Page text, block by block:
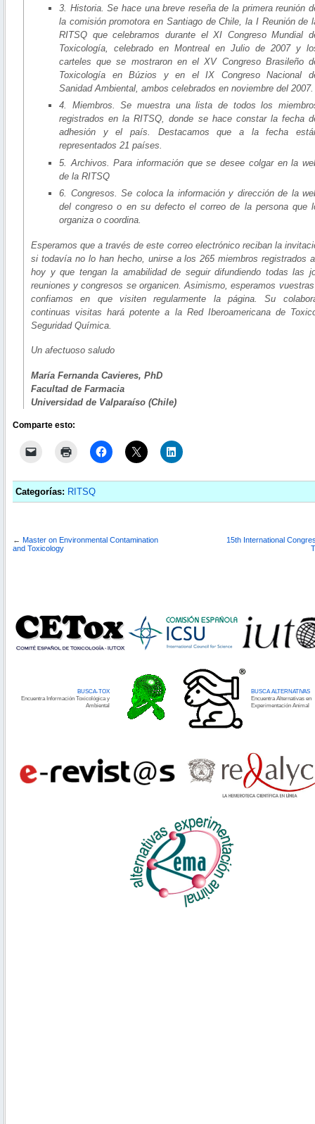
3. Historia. Se hace una breve reseña de la primera reunión
la comisión promotora en Santiago de Chile, la I Reunión de
RITSQ que celebramos durante el XI Congreso Mundial
Toxicología, celebrado en Montreal en Julio de 2007 y
carteles que se mostraron en el XV Congreso Brasileño
Toxicología en Búzios y en el IX Congreso Nacional
Sanidad Ambiental, ambos celebrados en noviembre del 2007.
4. Miembros. Se muestra una lista de todos los
registrados en la RITSQ, donde se hace constar la fecha
adhesión y el país. Destacamos que a la fecha
representados 21 países.
5. Archivos. Para información que se desee colgar en la
de la RITSQ
6. Congresos. Se coloca la información y dirección de la
del congreso o en su defecto el correo de la persona que
organiza o coordina.
Esperamos que a través de este correo electrónico reciban la
si todavía no lo han hecho, unirse a los 265 miembros registrados
hoy y que tengan la amabilidad de seguir difundiendo todas las
reuniones y congresos se organicen. Asimismo, esperamos
confiamos en que visiten regularmente la página. Su
continuas visitas hará potente a la Red Iberoamericana de
Seguridad Química.
Un afectuoso saludo
María Fernanda Cavieres, PhD
Facultad de Farmacia
Universidad de Valparaíso (Chile)
Comparte esto:
Categorías: RITSQ
← Master on Environmental Contamination
and Toxicology
15th International
BUSCA-TOX
Encuentra Información Toxicológica y
Ambiental
BUSCA ALTERNATIVAS
Encuentra Alternativas en
Experimentación Animal